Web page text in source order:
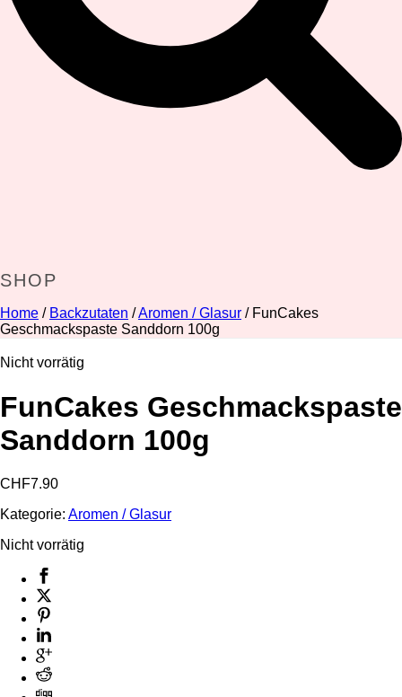
SHOP
Home / Backzutaten /Aromen / Glasur / FunCakes
Geschmackspaste Sanddorn 100g
Nicht vorrätig
FunCakes Geschmackspaste
Sanddorn 100g
CHF7.90
Kategorie: Aromen / Glasur
Nicht vorrätig